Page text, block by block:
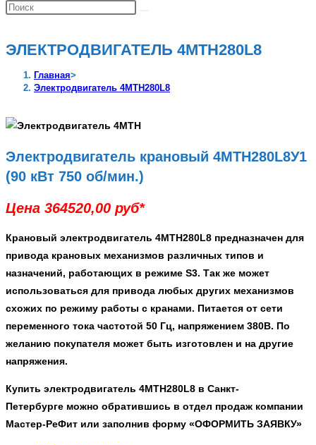
веб-
Поиск
ЭЛЕКТРОДВИГАТЕЛЬ 4МТН280L8
Главная>
Электродвигатель 4МТН280L8
Электродвигатель крановый 4МТН280L8У1
(90 кВт 750 об/мин.)
Цена 364520,00 руб*
Крановый электродвигатель 4МТН280L8 предназначен для
привода крановых механизмов различных типов и
назначений, работающих в режиме S3. Так же может
использоваться для привода любых других механизмов
схожих по режиму работы с кранами. Питается от сети
переменного тока частотой 50 Гц, напряжением 380В. По
желанию покупателя может быть изготовлен и на другие
напряжения.
Купить электродвигатель 4МТН280L8 в Санкт-
Петербурге можно обратившись в отдел продаж компании
Мастер-РеФит или заполнив форму «ОФОРМИТЬ ЗАЯВКУ»